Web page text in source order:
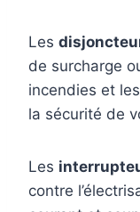
Les
de surcharge
incendies et
la sécurité de
Les
contre